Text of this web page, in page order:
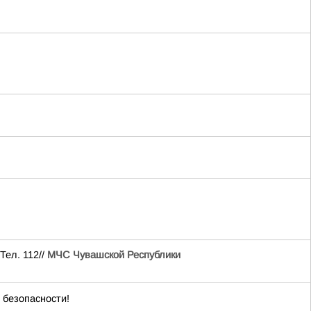
112// МЧС Чувашской Республики